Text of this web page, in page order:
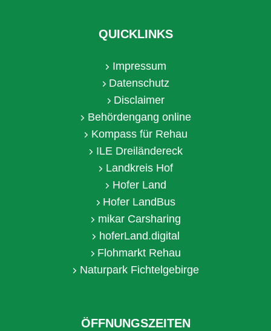
QUICKLINKS
Impressum
Datenschutz
Disclaimer
Behördengang online
Kompass für Rehau
ILE Dreiländereck
Landkreis Hof
Hofer Land
Hofer LandBus
mikar Carsharing
hoferLand.digital
Flohmarkt Rehau
Naturpark Fichtelgebirge
ÖFFNUNGSZEITEN